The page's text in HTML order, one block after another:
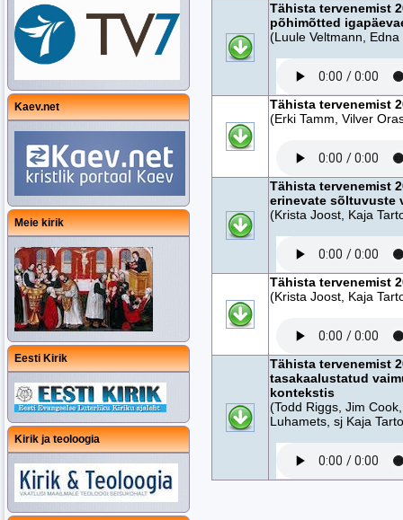
Kaev.net
Meie kirik
Eesti Kirik
Kirik ja teoloogia
Tähista tervenemist
põhimõtted
(Luule Veltmann,
Tähista tervenemist
(Erki Tamm, Vilver
Tähista tervenemist
erinevate sõltuvuste
(Krista Joost, Kaja
Tähista tervenemist
(Krista Joost, Kaja
Tähista tervenemist
tasakaalustatud
kontekstis
(Todd Riggs, Jim
Luhamets, sj Kaja